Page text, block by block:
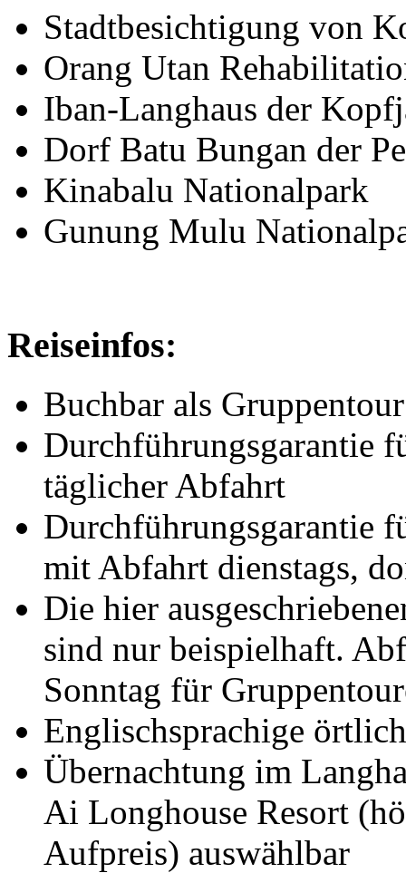
Stadtbesichtigung von
Orang Utan
Iban-Langhaus der
Dorf Batu Bungan der
Kinabalu Nationalpark
Gunung Mulu
Reiseinfos:
Buchbar als
Durchführungsgarantie
täglicher Abfahrt
Durchführungsgarantie
mit Abfahrt dienstags,
Die hier
sind nur beispielhaft.
Sonntag für
Englischsprachige
Übernachtung im
Ai Longhouse Resort
Aufpreis) auswählbar